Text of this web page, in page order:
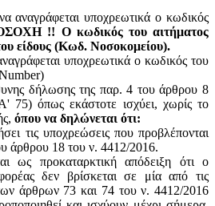
αναγράφεται υποχρεωτικά ο κωδικός
!! Ο κωδικός του αιτήματος
είδους (Κωδ. Νοσοκομείου).
υποχρεωτικά ο κωδικός του
δήλωσης της παρ. 4 του άρθρου 8
75) όπως εκάστοτε ισχύει, χωρίς το
όπου να δηλώνεται ότι:
τις υποχρεώσεις που προβλέπονται
άρθρου 18 του ν. 4412/2016.
ως προκαταρκτική απόδειξη ότι ο
δεν βρίσκεται σε μία από τις
άρθρων 73 και 74 του ν. 4412/2016